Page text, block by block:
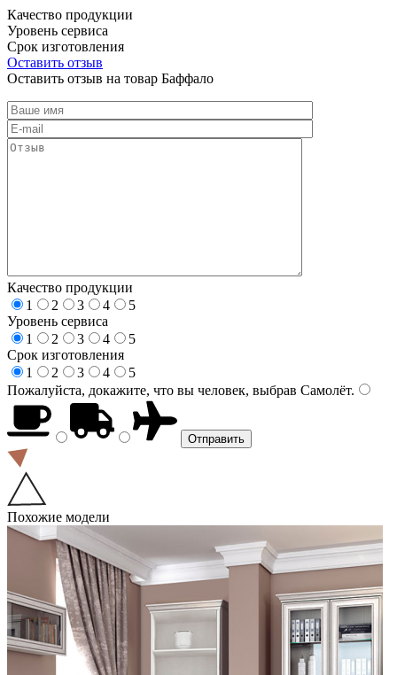
Качество продукции
Уровень сервиса
Срок изготовления
Оставить отзыв
Оставить отзыв на товар Баффало
Качество продукции
1
2 3 4
5
Уровень сервиса
1
2 3 4
5
Срок изготовления
1
2 3 4
5
Пожалуйста, докажите, что вы человек, выбрав Самолёт.
Похожие модели